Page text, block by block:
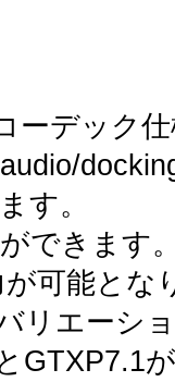
ーデック
す。
できます
可能とな
リエーシ
GTXP7.1